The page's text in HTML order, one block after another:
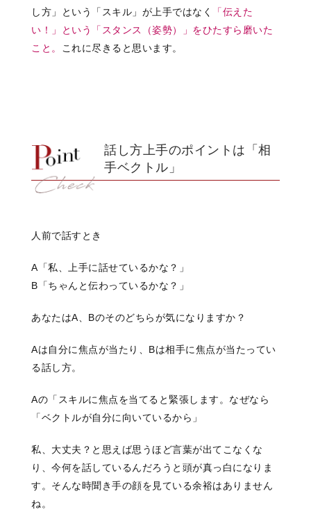
し方」という「スキル」が上手ではなく
「伝えた
い！」という
「スタンス（姿勢）」をひたすら磨いた
こと。
これに尽きると思います。
話し方上手のポイントは「相
手ベクトル」
人前で話すとき
A「私、上手に話せているかな？」
B「ちゃんと伝わっているかな？」
あなたはA、Bのそのどちらが気になりますか？
Aは自分に焦点が当たり、Bは相手に焦点が当たってい
る話し方。
Aの「スキルに焦点を当てると緊張します。なぜなら
「ベクトルが自分に向いているから」
私、大丈夫？と思えば思うほど言葉が出てこなくな
り、今何を話しているんだろうと頭が真っ白になりま
す。そんな時聞き手の顔を見ている余裕はありません
ね。